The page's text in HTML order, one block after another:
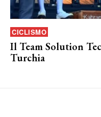
CICLISMO
Il Team Solution
Turchia